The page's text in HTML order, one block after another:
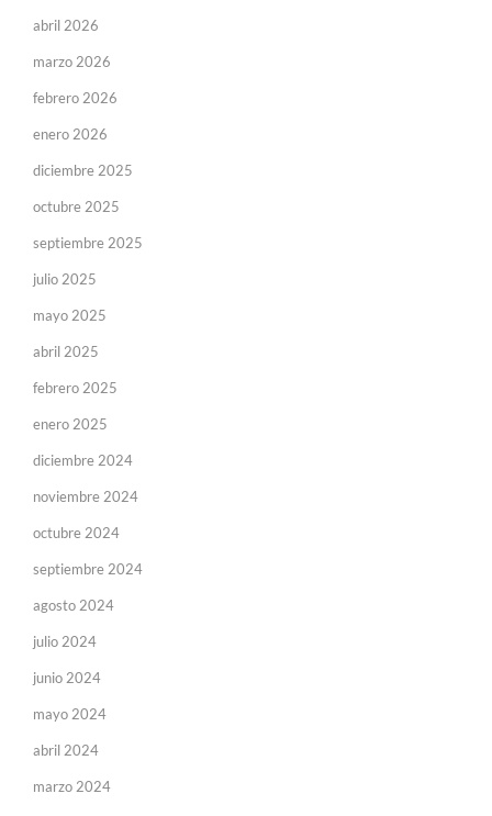
abril 2026
marzo 2026
febrero 2026
enero 2026
diciembre 2025
octubre 2025
septiembre 2025
julio 2025
mayo 2025
abril 2025
febrero 2025
enero 2025
diciembre 2024
noviembre 2024
octubre 2024
septiembre 2024
agosto 2024
julio 2024
junio 2024
mayo 2024
abril 2024
marzo 2024